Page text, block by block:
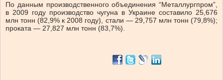
По данным производственного объединения “Металлургпром”,
в 2009 году производство чугуна в Украине составило 25,676
млн тонн (82,9% к 2008 году), стали — 29,757 млн тонн (79,8%);
проката — 27,827 млн тонн (83,7%).